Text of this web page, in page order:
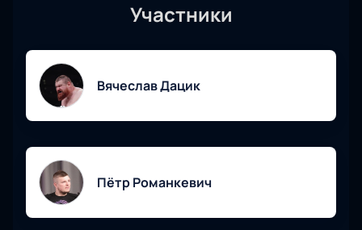
Участники
Вячеслав Дацик
Пётр Романкевич